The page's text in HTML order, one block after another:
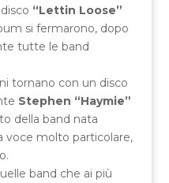
“Lettin Loose”
si fermarono, dopo
tutte le band
tornano con un disco
Stephen “Haymie”
della band nata
voce molto particolare,
band che ai più